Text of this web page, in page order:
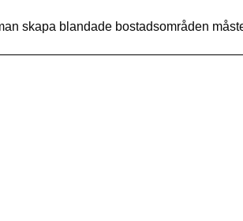
skapa blandade bostadsområden